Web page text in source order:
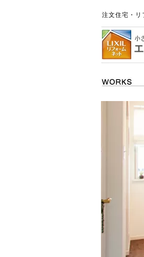
注文住宅・